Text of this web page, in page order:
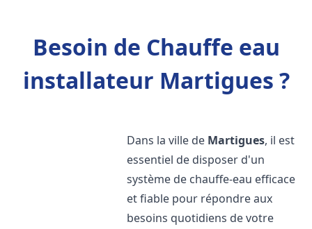
Besoin de Chauffe eau
installateur Martigues ?
Dans la ville de Martigues, il est
essentiel de disposer d'un
système de chauffe-eau efficace
et fiable pour répondre aux
besoins quotidiens de votre